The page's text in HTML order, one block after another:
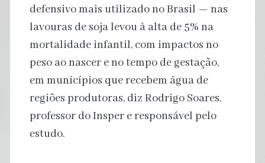
defensivo mais utilizado no Brasil — nas
lavouras de soja levou à alta de 5% na
mortalidade infantil, com impactos no
peso ao nascer e no tempo de gestação,
em municípios que recebem água de
regiões produtoras, diz Rodrigo Soares,
professor do Insper e responsável pelo
estudo.